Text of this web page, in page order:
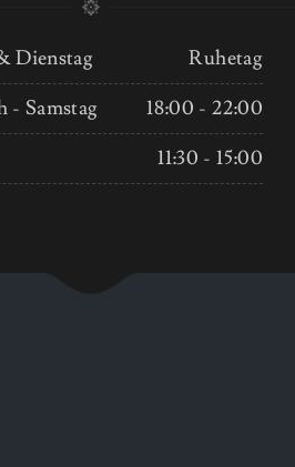
Dienstag
Ruhetag
Samstag
18:00 - 22:00
11:30 - 15:00